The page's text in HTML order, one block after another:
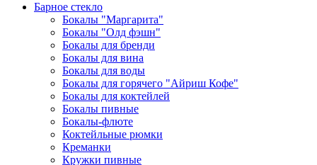
Барное стекло
Бокалы "Маргарита"
Бокалы "Олд фэшн"
Бокалы для бренди
Бокалы для вина
Бокалы для воды
Бокалы для горячего "Айриш Кофе"
Бокалы для коктейлей
Бокалы пивные
Бокалы-флюте
Коктейльные рюмки
Креманки
Кружки пивные